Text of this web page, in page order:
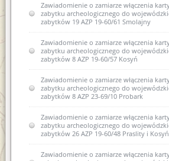
Zawiadomienie o zamiarze włączenia
zabytku archeologicznego do
zabytków 19 AZP 19-60/61 Smolajny
Zawiadomienie o zamiarze włączenia
zabytku archeologicznego do
zabytków 8 AZP 19-60/57 Kosyń
Zawiadomienie o zamiarze włączenia
zabytku archeologicznego do
zabytków 8 AZP 23-69/10 Probark
Zawiadomienie o zamiarze włączenia
zabytku archeologicznego do
zabytków 26 AZP 19-60/48 Praslity i Kosyń
Zawiadomienie o zamiarze włączenia